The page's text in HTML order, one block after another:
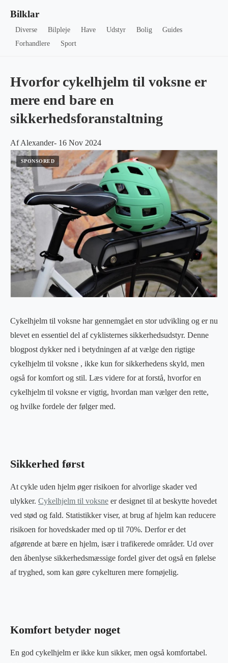
Bilklar
Diverse Bilpleje Have Udstyr Bolig
Guides
Forhandlere
Sport
Hvorfor cykelhjelm til voksne er
mere end bare en
sikkerhedsforanstaltning
Af Alexander- 16 Nov 2024
Cykelhjelm til voksne har gennemgået en stor udvikling og er nu
blevet en essentiel del af cyklisternes sikkerhedsudstyr. Denne
blogpost dykker ned i betydningen af at vælge den rigtige
cykelhjelm til voksne , ikke kun for sikkerhedens skyld, men
også for komfort og stil. Læs videre for at forstå, hvorfor en
cykelhjelm til voksne er vigtig, hvordan man vælger den rette,
og hvilke fordele der følger med.
Sikkerhed først
At cykle uden hjelm øger risikoen for alvorlige skader ved
ulykker. Cykelhjelm til voksne er designet til at beskytte hovedet
ved stød og fald. Statistikker viser, at brug af hjelm kan reducere
risikoen for hovedskader med op til 70%. Derfor er det
afgørende at bære en hjelm, især i trafikerede områder. Ud over
den åbenlyse sikkerhedsmæssige fordel giver det også en følelse
af tryghed, som kan gøre cykelturen mere fornøjelig.
Komfort betyder noget
En god cykelhjelm er ikke kun sikker, men også komfortabel.